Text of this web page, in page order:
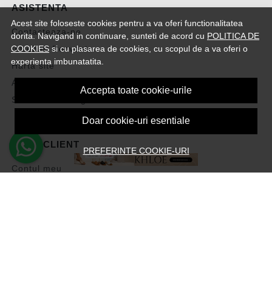
Acest site foloseste cookies pentru a va oferi functionalitatea
dorita. Navigand in continuare, sunteti de acord cu POLITICA DE
COOKIES si cu plasarea de cookies, cu scopul de a va oferi o
experienta imbunatatita.
Accepta toate cookie-urile
Doar cookie-uri esentiale
PREFERINTE COOKIE-URI
ASISTENTA
Contacteaza-ne
Intrebari frecvente
Harta site
ANPC
Solutionarea litigiilor
CONT CLIENT
Contul meu